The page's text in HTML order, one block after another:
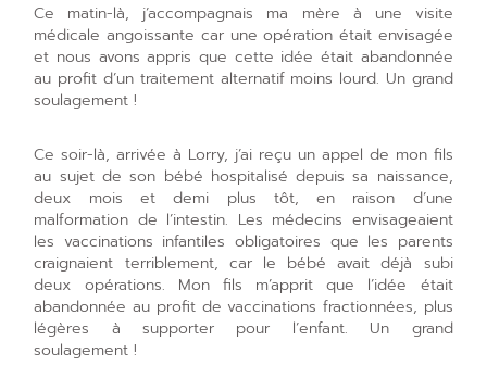
Ce matin-là, j’accompagnais ma mère à une visite
médicale angoissante car une opération était envisagée
et nous avons appris que cette idée était abandonnée
au profit d’un traitement alternatif moins lourd. Un grand
soulagement !
Ce soir-là, arrivée à Lorry, j’ai reçu un appel de mon fils
au sujet de son bébé hospitalisé depuis sa naissance,
deux mois et demi plus tôt, en raison d’une
malformation de l’intestin. Les médecins envisageaient
les vaccinations infantiles obligatoires que les parents
craignaient terriblement, car le bébé avait déjà subi
deux opérations. Mon fils m’apprit que l’idée était
abandonnée au profit de vaccinations fractionnées, plus
légères à supporter pour l’enfant. Un grand
soulagement !